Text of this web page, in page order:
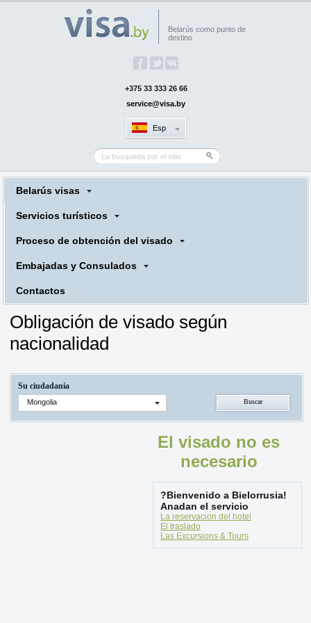
Belarús como punto de
destino
+375 33 333 26 66
service@visa.by
Esp
Belarús visas
Servicios turísticos
Proceso de obtención del visado
Embajadas y Consulados
Contactos
Obligación de visado según
nacionalidad
Su ciudadanía
Mongolia
El visado no es
necesario
?Bienvenido a Bielorrusia!
Anadan el servicio
La reservacion del hotel
El traslado
Las Excursions & Tours